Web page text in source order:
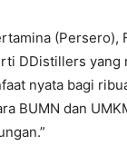
(Persero),
DDistillers yang
nyata bagi
BUMN dan